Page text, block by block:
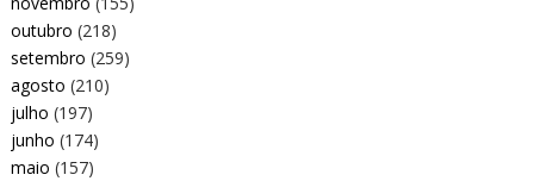
outubro (218)
setembro (259)
agosto (210)
julho (197)
junho (174)
maio (157)